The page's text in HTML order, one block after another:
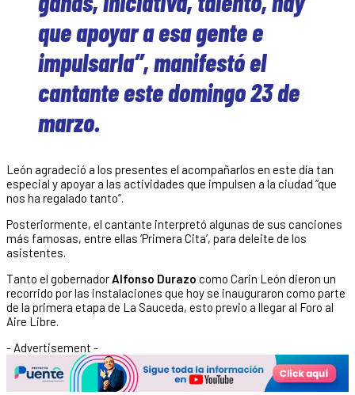
que apoyar a esa gente e
impulsarla”, manifestó el
cantante este domingo 23 de
marzo.
León agradeció a los presentes el acompañarlos en este día tan
especial y apoyar a las actividades que impulsen a la ciudad “que
nos ha regalado tanto”.
Posteriormente, el cantante interpretó algunas de sus canciones
más famosas, entre ellas ‘Primera Cita’, para deleite de los
asistentes.
Tanto el gobernadorAlfonso Durazo como Carin León dieron un
recorrido por las instalaciones que hoy se inauguraron como parte
de la primera etapa de La Sauceda, esto previo a llegar al Foro al
Aire Libre.
- Advertisement -